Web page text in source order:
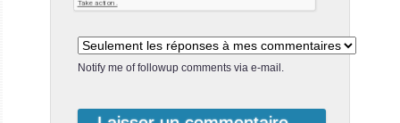
Notify me of followup comments via e-mail.